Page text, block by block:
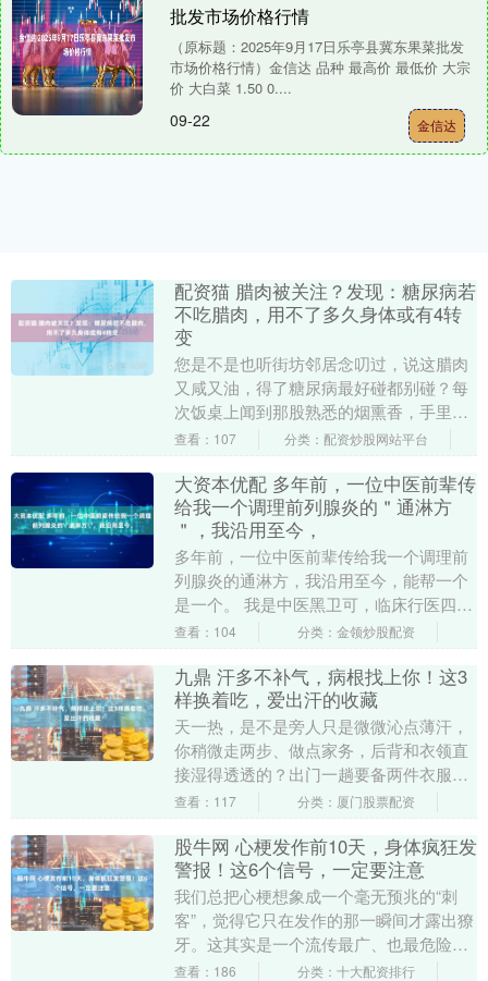
批发市场价格行情
（原标题：2025年9月17日乐亭县冀东果菜批发
市场价格行情）金信达 品种 最高价 最低价 大宗
价 大白菜 1.50 0....
09-22 金信达
配资猫 腊肉被关注？发现：糖尿病若
不吃腊肉，用不了多久身体或有4转
变
您是不是也听街坊邻居念叨过，说这腊肉
又咸又油，得了糖尿病最好碰都别碰？每
次饭桌上闻到那股熟悉的烟熏香，手里的
筷子伸出去又缩回来，心里头那个纠结劲
查看：107 分类：配资炒股网站平台
大资本优配 多年前，一位中医前辈传
给我一个调理前列腺炎的＂通淋方
＂，我沿用至今，
多年前，一位中医前辈传给我一个调理前
列腺炎的通淋方，我沿用至今，能帮一个
是一个。 我是中医黑卫可，临床行医四十
多年。坐诊这些年，我见过太多前列腺炎
查看：104 分类：金领炒股配资
九鼎 汗多不补气，病根找上你！这3
样换着吃，爱出汗的收藏
天一热，是不是旁人只是微微沁点薄汗，
你稍微走两步、做点家务，后背和衣领直
接湿得透透的？出门一趟要备两件衣服更
换，整日里手脚发软、提不起精神。很多
查看：117 分类：厦门股票配资
股牛网 心梗发作前10天，身体疯狂发
警报！这6个信号，一定要注意
我们总把心梗想象成一个毫无预兆的“刺
客”，觉得它只在发作的那一瞬间才露出獠
牙。这其实是一个流传最广、也最危险的
认知偏差。 临床观察揭示的真相截然相
查看：186 分类：十大配资排行